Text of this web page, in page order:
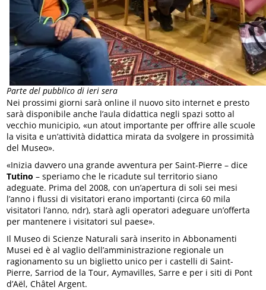
Parte del pubblico di ieri sera
Nei prossimi giorni sarà online il nuovo sito internet e presto
sarà disponibile anche l’aula didattica negli spazi sotto al
vecchio municipio, «un atout importante per offrire alle scuole
la visita e un’attività didattica mirata da svolgere in prossimità
del Museo».
«Inizia davvero una grande avventura per Saint-Pierre – dice
Tutino – speriamo che le ricadute sul territorio siano
adeguate. Prima del 2008, con un’apertura di soli sei mesi
l’anno i flussi di visitatori erano importanti (circa 60 mila
visitatori l’anno, ndr), starà agli operatori adeguare un’offerta
per mantenere i visitatori sul paese».
Il Museo di Scienze Naturali sarà inserito in Abbonamenti
Musei ed è al vaglio dell’amministrazione regionale un
ragionamento su un biglietto unico per i castelli di Saint-
Pierre, Sarriod de la Tour, Aymavilles, Sarre e per i siti di Pont
d’Aël, Châtel Argent.